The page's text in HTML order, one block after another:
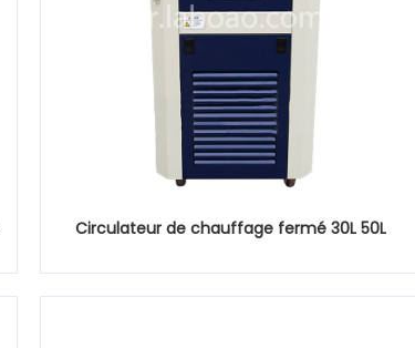
Circulateur de chauffage fermé 30L 50L